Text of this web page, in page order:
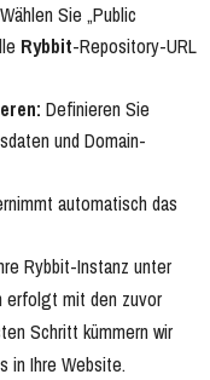
Wählen Sie „Public
Rybbit-Repository-URL
Definieren Sie
und Domain-
automatisch das
Rybbit-Instanz unter
erfolgt mit den zuvor
Schritt kümmern wir
in Ihre Website.